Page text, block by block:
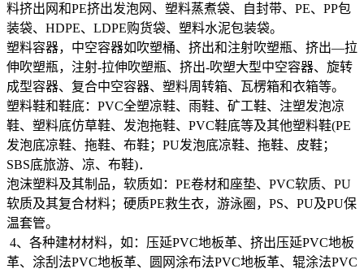
料挤出网和PE挤出发泡网、塑料蒸煮袋、自封带、PE、PP包
装袋、HDPE、LDPE购货袋、塑料水泥包装袋。
塑料容器，中空容器如吹塑桶、挤出和注射吹塑瓶、挤出—拉
伸吹塑瓶，注射-拉伸吹塑瓶、挤出-吹塑大型中空容器、旋转
成型容器、复合中空容器、塑料周转箱、瓦楞箱和衣箱等。
塑料鞋和鞋底：PVC全塑凉鞋、雨鞋、矿工鞋、注塑发泡凉
鞋、塑料底仿草鞋、发泡拖鞋、PVC鞋底等及其他塑料鞋(PE
发泡底凉鞋、拖鞋、布鞋；PU发泡底凉鞋、拖鞋、皮鞋；
SBS底旅游、凉、布鞋)．
泡沫塑料及其制品，软质如：PE卷材和座垫、PVC软质、PU
软质及其复合材料；硬质PE救生衣，游泳圈，PS、PU及PU保
温套管。
4、各种建材材料，如：压延PVC地板革、挤出压延PVC地板
革、涂刮法PVC地板革、圆网涂布法PVC地板革、辊涂法PVC